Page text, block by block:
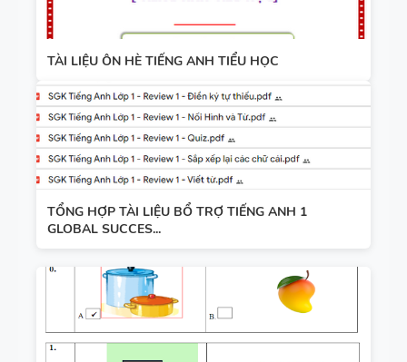
TÀI LIỆU ÔN HÈ TIẾNG ANH TIỂU HỌC
TỔNG HỢP TÀI LIỆU BỔ TRỢ TIẾNG ANH 1
GLOBAL SUCCES...